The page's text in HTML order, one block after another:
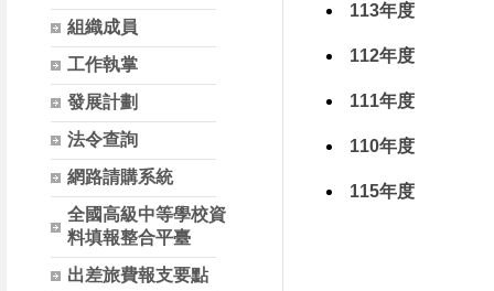
組織成員
工作執掌
發展計劃
法令查詢
網路請購系統
全國高級中等學校資
料填報整合平臺
出差旅費報支要點
113年度
112年度
111年度
110年度
115年度